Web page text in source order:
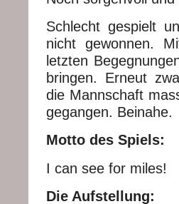
Schlecht gespielt
nicht gewonnen.
letzten
bringen. Erneut
die Mannschaft
gegangen. Beinahe.
Motto des Spiels:
I can see for miles!
Die Aufstellung: